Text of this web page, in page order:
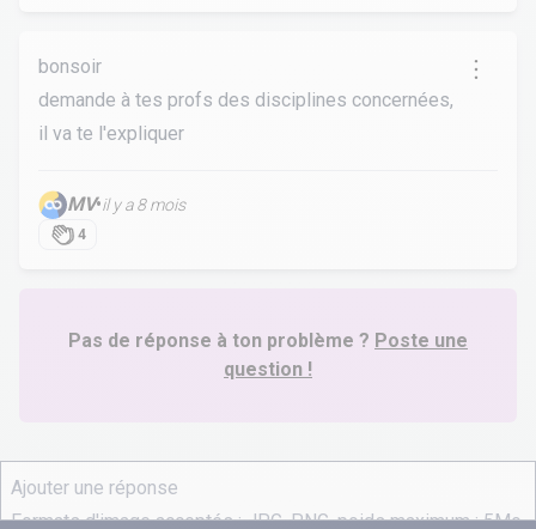
bonsoir
demande à tes profs des disciplines concernées,
il va te l'expliquer
MV•il y a 8 mois
4
Pas de réponse à ton problème ? Poste une
question !